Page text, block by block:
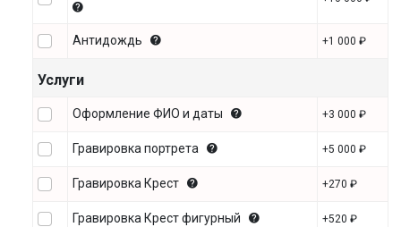
Антидождь +1 000 ₽
Услуги
Оформление ФИО и даты +3 000 ₽
Гравировка портрета +5 000 ₽
Гравировка Крест +270 ₽
Гравировка Крест фигурный +520 ₽